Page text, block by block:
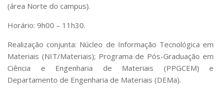
(área Norte do campus).
Horário: 9h00 – 11h30.
Realização conjunta: Núcleo de Informação Tecnológica em
Materiais (NIT/Materiais); Programa de Pós-Graduação em
Ciência e Engenharia de Materiais (PPGCEM) e
Departamento de Engenharia de Materiais (DEMa).